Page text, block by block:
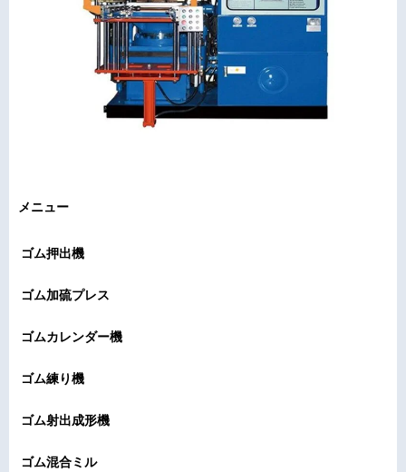
メニュー
ゴム押出機
ゴム加硫プレス
ゴムカレンダー機
ゴム練り機
ゴム射出成形機
ゴム混合ミル